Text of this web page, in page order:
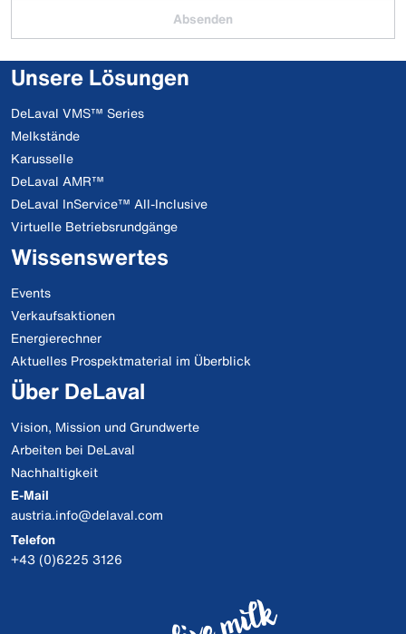
Absenden
Unsere Lösungen
DeLaval VMS™ Series
Melkstände
Karusselle
DeLaval AMR™
DeLaval InService™ All-Inclusive
Virtuelle Betriebsrundgänge
Wissenswertes
Events
Verkaufsaktionen
Energierechner
Aktuelles Prospektmaterial im Überblick
Über DeLaval
Vision, Mission und Grundwerte
Arbeiten bei DeLaval
Nachhaltigkeit
E-Mail
austria.info@delaval.com
Telefon
+43 (0)6225 3126